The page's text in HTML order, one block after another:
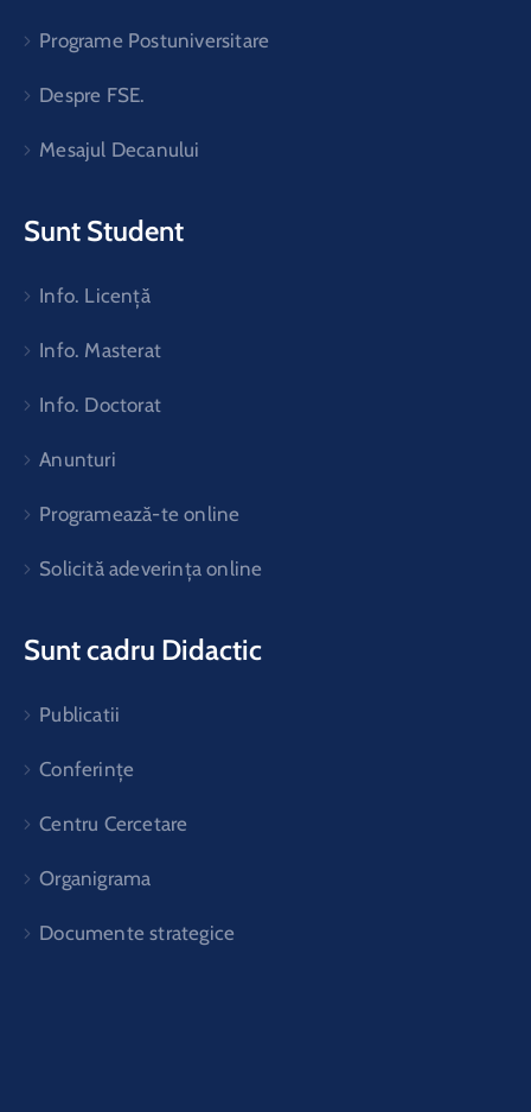
Programe Postuniversitare
Despre FSE.
Mesajul Decanului
Sunt Student
Info. Licență
Info. Masterat
Info. Doctorat
Anunturi
Programează-te online
Solicită adeverința online
Sunt cadru Didactic
Publicatii
Conferințe
Centru Cercetare
Organigrama
Documente strategice